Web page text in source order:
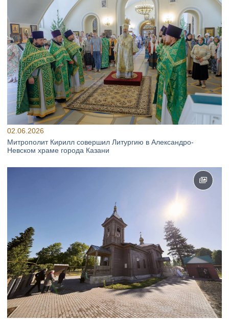
02.06.2026
Митрополит Кирилл совершил Литургию в Александро-
Невском храме города Казани